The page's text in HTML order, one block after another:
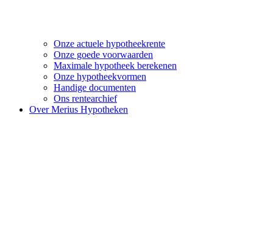
Onze actuele hypotheekrente
Onze goede voorwaarden
Maximale hypotheek berekenen
Onze hypotheekvormen
Handige documenten
Ons rentearchief
Over Merius Hypotheken